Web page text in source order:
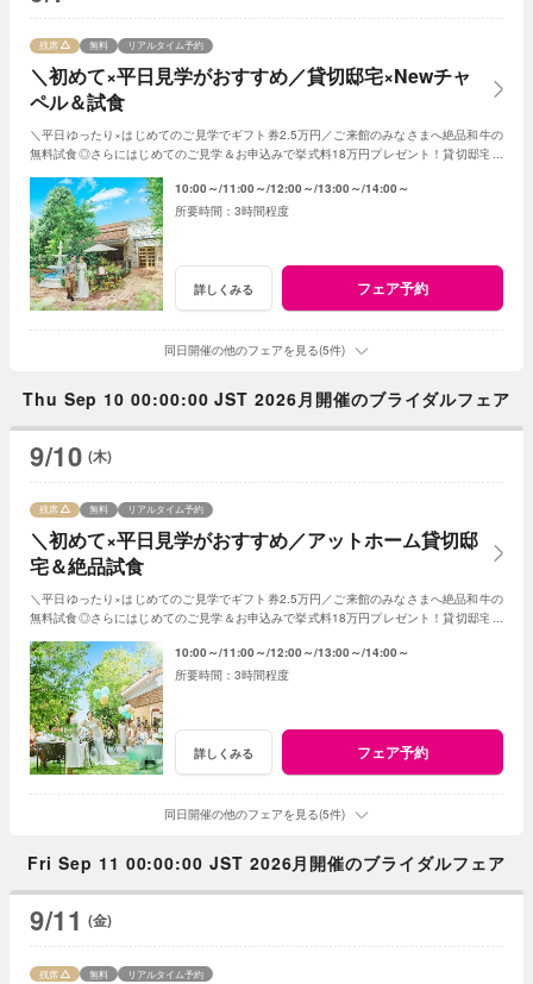
＼初めて×平日見学がおすすめ／貸切邸宅×Newチャ
ペル＆試食
残席 無料 リアルタイム予約
＼平日ゆったり×はじめてのご見学でギフト券2.5万円／ご来館のみなさまへ絶品和牛の
無料試食◎さらにはじめてのご見学＆お申込みで挙式料18万円プレゼント！貸切邸宅で
10:00～ 11:00～ 12:00～ 13:00～ 14:00～
3時間程度
詳しくみる フェア予約
同日開催の他のフェアを見る(5件)
Thu Sep 10 00:00:00 JST 2026月開催のブライダルフェア
9/10 (木)
＼初めて×平日見学がおすすめ／アットホーム貸切邸
宅＆絶品試食
残席 無料 リアルタイム予約
＼平日ゆったり×はじめてのご見学でギフト券2.5万円／ご来館のみなさまへ絶品和牛の
無料試食◎さらにはじめてのご見学＆お申込みで挙式料18万円プレゼント！貸切邸宅で
10:00～ 11:00～ 12:00～ 13:00～ 14:00～
3時間程度
詳しくみる フェア予約
同日開催の他のフェアを見る(5件)
Fri Sep 11 00:00:00 JST 2026月開催のブライダルフェア
9/11 (金)
残席 無料 リアルタイム予約